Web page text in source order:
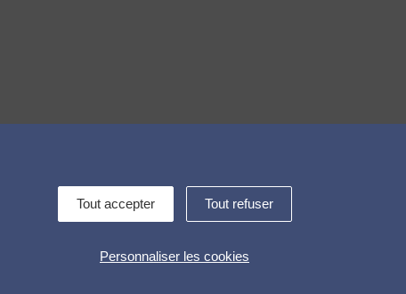
Contactez-nous !
Tout accepter Tout refuser
Personnaliser les cookies